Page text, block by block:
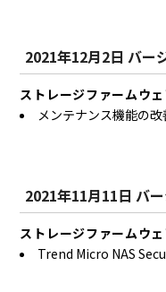
2021年12月2日 バー
ストレージファームウ
メンテナンス機能の改
2021年11月11日 バ
ストレージファームウ
Trend Micro NAS